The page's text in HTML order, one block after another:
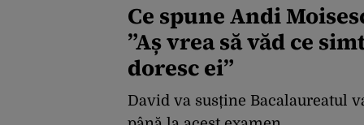
Ce spune Andi
”Aș vrea să văd ce
doresc ei”
David va susține Bacalaureatul